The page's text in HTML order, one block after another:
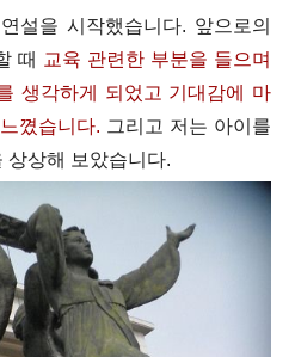
설을 시작했습니다. 앞으로의
때 교육 관련한 부분을 들으며
생각하게 되었고 기대감에 마
꼈습니다. 그리고 저는 아이를
상상해 보았습니다.